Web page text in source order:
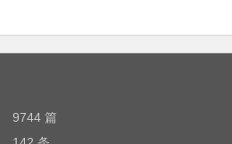
9744 篇